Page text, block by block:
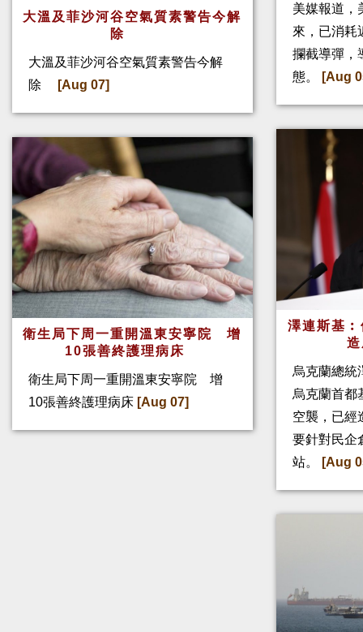
大溫及菲沙河谷空氣質素警告今解
除
大溫及菲沙河谷空氣質素警告今解
除
[Aug 07]
衛生局下周一重開溫東安寧院 增
10張善終護理病床
衛生局下周一重開溫東安寧院 增
10張善終護理病床 [Aug 07]
美媒報道，
來，已消耗
攔截導彈，
態。
[Aug
澤連斯基
烏克蘭總統
烏克蘭首都
空襲，已經
要針對民企
站。
[Aug